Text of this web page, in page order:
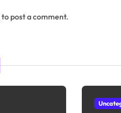
to post a comment.